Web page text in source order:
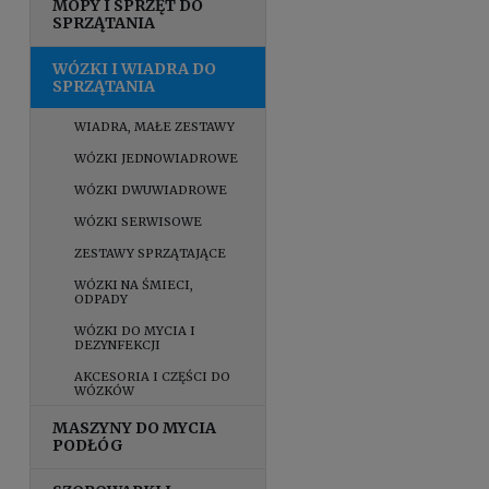
MOPY I SPRZĘT DO
SPRZĄTANIA
WÓZKI I WIADRA DO
SPRZĄTANIA
WIADRA, MAŁE ZESTAWY
WÓZKI JEDNOWIADROWE
WÓZKI DWUWIADROWE
WÓZKI SERWISOWE
ZESTAWY SPRZĄTAJĄCE
WÓZKI NA ŚMIECI,
ODPADY
WÓZKI DO MYCIA I
DEZYNFEKCJI
AKCESORIA I CZĘŚCI DO
WÓZKÓW
MASZYNY DO MYCIA
PODŁÓG